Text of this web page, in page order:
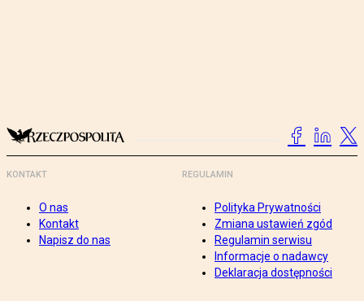
KONTAKT
O nas
Kontakt
Napisz do nas
REGULAMIN
Polityka Prywatności
Zmiana ustawień zgód
Regulamin serwisu
Informacje o nadawcy
Deklaracja dostępności